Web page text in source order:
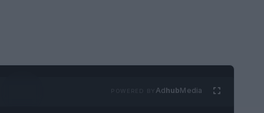
AdhubMedia